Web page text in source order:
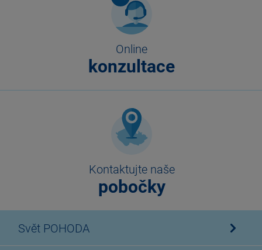
Online
konzultace
Kontaktujte naše
pobočky
Svět POHODA